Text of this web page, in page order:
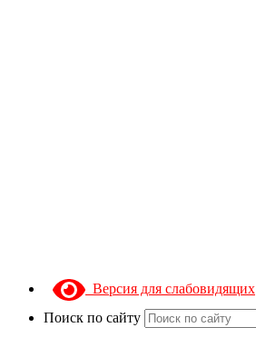
Версия для слабовидящих
Поиск по сайту